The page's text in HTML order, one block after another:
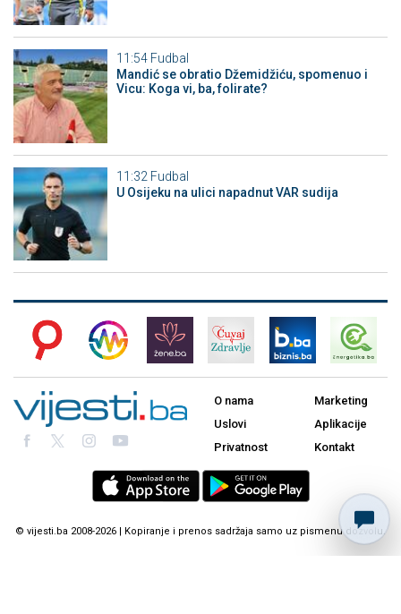
11:54 Fudbal
Mandić se obratio Džemidžiću, spomenuo i
Vicu: Koga vi, ba, folirate?
11:32 Fudbal
U Osijeku na ulici napadnut VAR sudija
O nama
Uslovi
Privatnost
Marketing
Aplikacije
Kontakt
© vijesti.ba 2008-2026 | Kopiranje i prenos sadržaja samo uz pismenu dozvolu.